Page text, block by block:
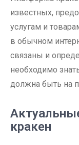
известных,
услугам и
в обычном
связаны и
необходимо
должна быть на
кракен